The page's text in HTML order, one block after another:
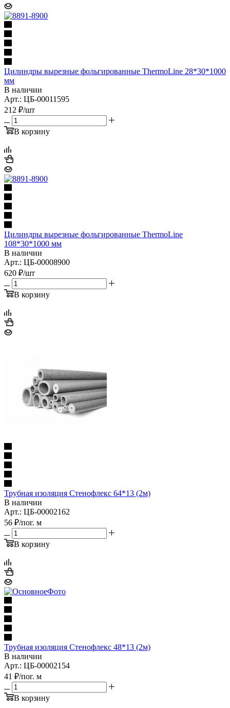
Цилиндры вырезные фольгированные ThermoLine 28*30*1000
мм
В наличии
Арт.: ЦБ-00011595
212 ₽/шт
В корзину
Цилиндры вырезные фольгированные ThermoLine
108*30*1000 мм
В наличии
Арт.: ЦБ-00008900
620 ₽/шт
В корзину
Трубная изоляция Стенофлекс 64*13 (2м)
В наличии
Арт.: ЦБ-00002162
56 ₽/пог. м
В корзину
Трубная изоляция Стенофлекс 48*13 (2м)
В наличии
Арт.: ЦБ-00002154
41 ₽/пог. м
В корзину